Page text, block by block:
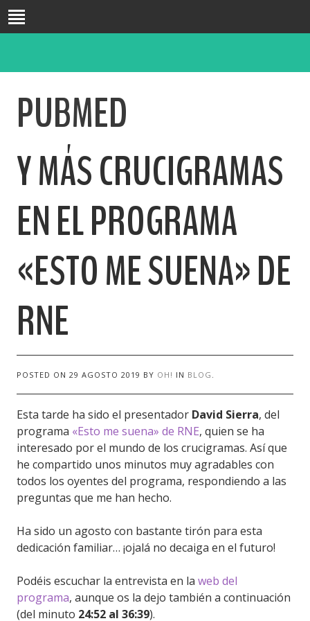
INICIO
BIO
PUBLICACIONES
CONGRESOS
PASATIEMPOS
PUBMED
Y MÁS CRUCIGRAMAS
EN EL PROGRAMA
«ESTO ME SUENA» DE
RNE
POSTED ON 29 AGOSTO 2019 BY OH! IN BLOG
Esta tarde ha sido el presentador David Sierra, del
programa «Esto me suena» de RNE, quien se ha
interesado por el mundo de los crucigramas. Así que
he compartido unos minutos muy agradables con
todos los oyentes del programa, respondiendo a las
preguntas que me han hecho.
Ha sido un agosto con bastante tirón para esta
dedicación familiar… ¡ojalá no decaiga en el futuro!
Podéis escuchar la entrevista en la web del
programa, aunque os la dejo también a continuación
(del minuto 24:52 al 36:39).